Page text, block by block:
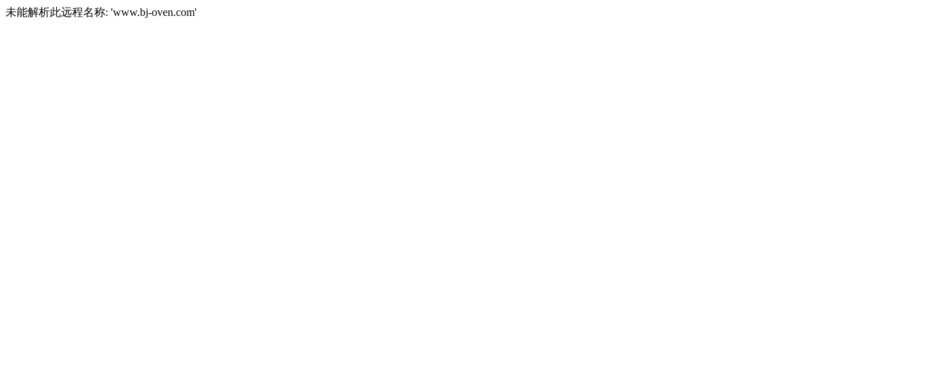
未能解析此远程名称: 'www.bj-oven.com'